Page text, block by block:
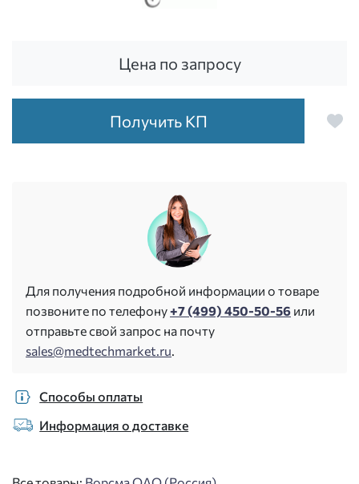
Цена по запросу
Получить КП
Для получения подробной информации о товаре
позвоните по телефону+7 (499) 450-50-56 или
отправьте свой запрос на почту
sales@medtechmarket.ru
Способы оплаты
Информация о доставке